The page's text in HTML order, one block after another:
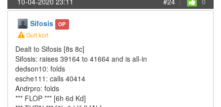
Sifosis OP
Gult kort
Dealt to Sifosis [8s 8c]
Sifosis: raises 39164 to 41664 and is all-in
dedson10: folds
esche111: calls 40414
Andrpro: folds
*** FLOP *** [6h 6d Kd]